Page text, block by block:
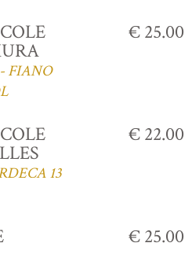
FIANO
€ 25.00
13
€ 22.00
€ 25.00